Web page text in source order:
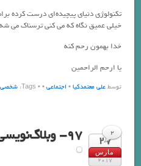
تکنولوژی دنیای پیچیده‌ای درست کرده
خیلی عمیق نگاه که می کنی ترسناک می شه
خدا بهمون رحم کنه
یا ارحم الراحمین
توسطعلی معتمدکیا• اجتماعی•
• Tags: شخصي
27
مارس
2017
97- وبلاگ‌نویسی 2